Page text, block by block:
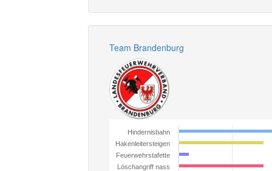
Team Brandenburg
Hindernisbahn
Hakenleitersteigen
Feuerwehrstafette
Löschangriff nass